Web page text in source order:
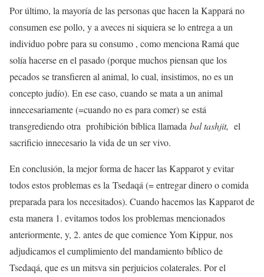
Por último, la mayoría de las personas que hacen la Kappará no
consumen ese pollo, y a aveces ni siquiera se lo entrega a un
individuo pobre para su consumo , como menciona Ramá que
solía hacerse en el pasado (porque muchos piensan que los
pecados se transfieren al animal, lo cual, insistimos, no es un
concepto judío). En ese caso, cuando se mata a un animal
innecesariamente (=cuando no es para comer) se está
transgrediendo otra prohibición bíblica llamada bal tashjit, el
sacrificio innecesario la vida de un ser vivo.
En conclusión, la mejor forma de hacer las Kapparot y evitar
todos estos problemas es la Tsedaqá (= entregar dinero o comida
preparada para los necesitados). Cuando hacemos las Kapparot de
esta manera 1. evitamos todos los problemas mencionados
anteriormente, y, 2. antes de que comience Yom Kippur, nos
adjudicamos el cumplimiento del mandamiento bíblico de
Tsedaqá, que es un mitsva sin perjuicios colaterales. Por el